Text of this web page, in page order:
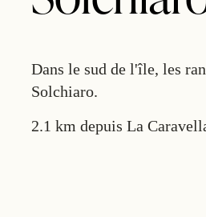
Dans le sud de l'île, les
Solchiaro.
2.1 km depuis La